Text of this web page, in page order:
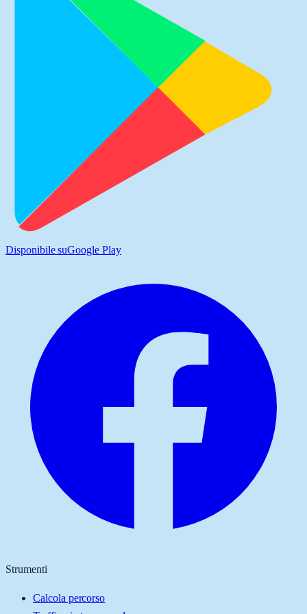
Disponibile suGoogle Play
Strumenti
Calcola percorso